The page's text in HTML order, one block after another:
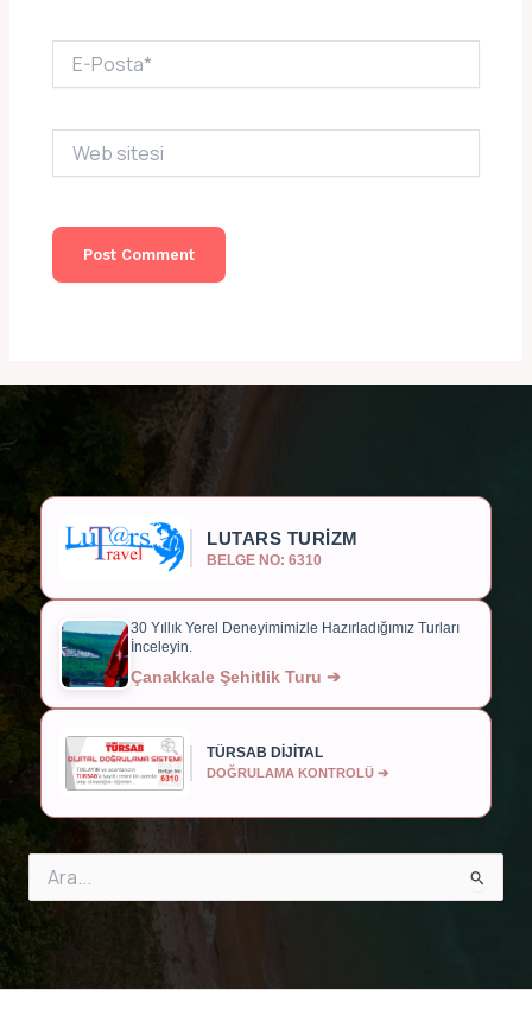
Posta*
sitesi
LUTARS TURİZM
BELGE NO: 6310
30 Yıllık Yerel Deneyimimizle Hazırladığımız Turları
İnceleyin.
Çanakkale Şehitlik Turu ➔
TÜRSAB DİJİTAL
DOĞRULAMA KONTROLÜ ➔
for: